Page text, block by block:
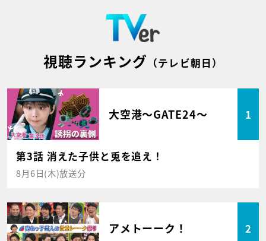
視聴ランキング （テレビ朝日）
大空港～GATE24～ 1
第3話 消えた子供と兎を追え！
8月6日(木)放送分
アメトーーク！ 2